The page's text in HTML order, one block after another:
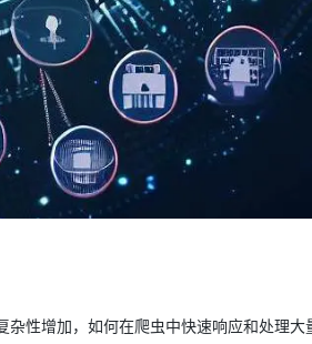
性增加，如何在爬虫中快速响应和处理大